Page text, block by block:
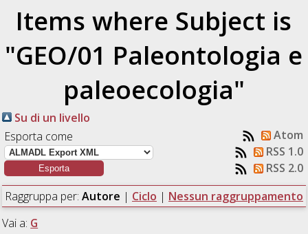
Items where Subject is
"GEO/01 Paleontologia e
paleoecologia"
Su di un livello
Esporta come
Atom
RSS 1.0
RSS 2.0
Raggruppa per: Autore | Ciclo | Nessun raggruppamento
Vai a: G